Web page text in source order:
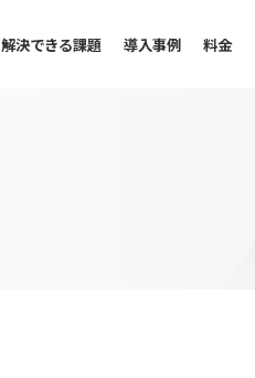
解決できる課題 導入事例 料金